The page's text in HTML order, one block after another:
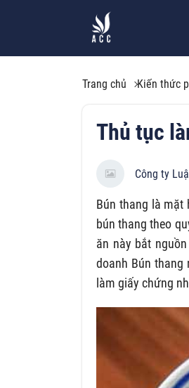
Trang chủ Kiến thức
Thủ tục
Công ty
Bún thang là mặt
bún thang theo
ăn này bắt
doanh Bún thang
làm giấy chứng